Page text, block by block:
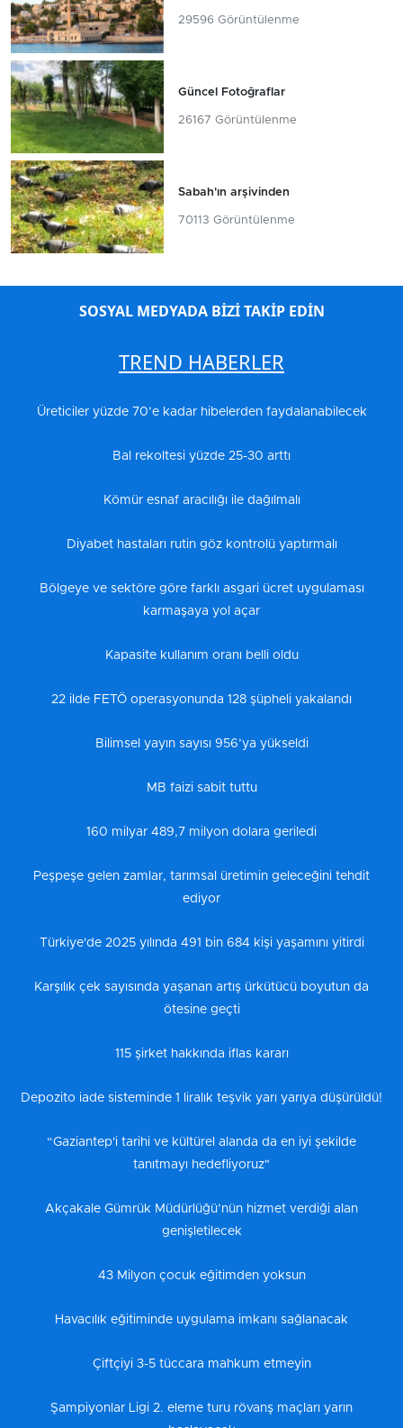
29596 Görüntülenme
Güncel Fotoğraflar
26167 Görüntülenme
Sabah'ın arşivinden
70113 Görüntülenme
SOSYAL MEDYADA BİZİ TAKİP EDİN
TREND HABERLER
Üreticiler yüzde 70’e kadar hibelerden faydalanabilecek
Bal rekoltesi yüzde 25-30 arttı
Kömür esnaf aracılığı ile dağılmalı
Diyabet hastaları rutin göz kontrolü yaptırmalı
Bölgeye ve sektöre göre farklı asgari ücret uygulaması
karmaşaya yol açar
Kapasite kullanım oranı belli oldu
22 ilde FETÖ operasyonunda 128 şüpheli yakalandı
Bilimsel yayın sayısı 956’ya yükseldi
MB faizi sabit tuttu
160 milyar 489,7 milyon dolara geriledi
Peşpeşe gelen zamlar, tarımsal üretimin geleceğini tehdit
ediyor
Türkiye'de 2025 yılında 491 bin 684 kişi yaşamını yitirdi
Karşılık çek sayısında yaşanan artış ürkütücü boyutun da
ötesine geçti
115 şirket hakkında iflas kararı
Depozito iade sisteminde 1 liralık teşvik yarı yarıya düşürüldü!
“Gaziantep'i tarihi ve kültürel alanda da en iyi şekilde
tanıtmayı hedefliyoruz"
Akçakale Gümrük Müdürlüğü’nün hizmet verdiği alan
genişletilecek
43 Milyon çocuk eğitimden yoksun
Havacılık eğitiminde uygulama imkanı sağlanacak
Çiftçiyi 3-5 tüccara mahkum etmeyin
Şampiyonlar Ligi 2. eleme turu rövanş maçları yarın